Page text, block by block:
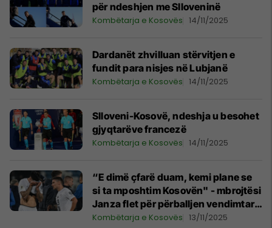
për ndeshjen me Slloveninë
Kombëtarja e Kosovës 14/11/2025
Dardanët zhvilluan stërvitjen e
fundit para nisjes në Lubjanë
Kombëtarja e Kosovës 14/11/2025
Slloveni-Kosovë, ndeshja u besohet
gjyqtarëve francezë
Kombëtarja e Kosovës 14/11/2025
“E dimë çfarë duam, kemi plane se
si ta mposhtim Kosovën" - mbrojtësi
Janza flet për përballjen vendimtare
për sllovenët
Kombëtarja e Kosovës 13/11/2025